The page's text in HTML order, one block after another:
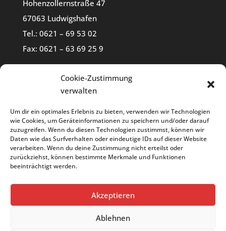
Cookie-Zustimmung
verwalten
Um dir ein optimales Erlebnis zu bieten, verwenden wir Technologien
wie Cookies, um Geräteinformationen zu speichern und/oder darauf
zuzugreifen. Wenn du diesen Technologien zustimmst, können wir
Daten wie das Surfverhalten oder eindeutige IDs auf dieser Website
verarbeiten. Wenn du deine Zustimmung nicht erteilst oder
zurückziehst, können bestimmte Merkmale und Funktionen
beeinträchtigt werden.
Akzeptieren
Ablehnen
Hohenzollernstraße 47
67063 Ludwigshafen
Tel.: 0621 – 69 53 02
Fax: 0621 – 63 69 25 9
ÖFFNUNGSZEITEN
Mo – Do 07:30 – 18:00 Uhr
Sa 07:30 – 12:30 Uhr
RECHTLICHES
Impressum
Cookie-Richtlinie (EU)